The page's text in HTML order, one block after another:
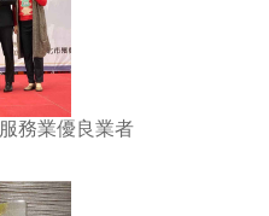
務業優良業者